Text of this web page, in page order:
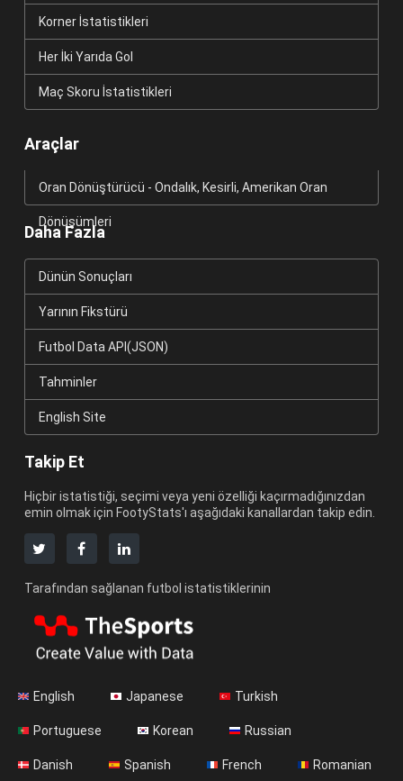
Korner İstatistikleri
Her İki Yarıda Gol
Maç Skoru İstatistikleri
Araçlar
Oran Dönüştürücü - Ondalık, Kesirli, Amerikan Oran
Dönüşümleri
Daha Fazla
Dünün Sonuçları
Yarının Fikstürü
Futbol Data API(JSON)
Tahminler
English Site
Takip Et
Hiçbir istatistiği, seçimi veya yeni özelliği kaçırmadığınızdan
emin olmak için FootyStats'ı aşağıdaki kanallardan takip edin.
Tarafından sağlanan futbol istatistiklerinin
English Japanese Turkish
Portuguese Korean Russian
Danish Spanish French Romanian